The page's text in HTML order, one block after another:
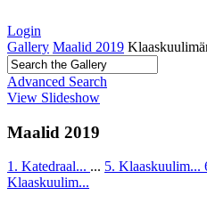
Login
Gallery Maalid 2019
Advanced Search
View Slideshow
Maalid 2019
1. Katedraal... ... 5. Klaaskuulim...
Klaaskuulim...